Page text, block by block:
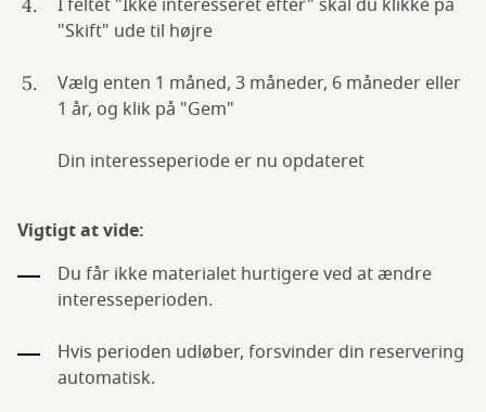
I feltet "Ikke interesseret efter" skal du klikke på
"Skift" ude til højre
Vælg enten 1 måned, 3 måneder, 6 måneder eller
1 år, og klik på "Gem"
Din interesseperiode er nu opdateret
Vigtigt at vide:
Du får ikke materialet hurtigere ved at ændre
interesseperioden.
Hvis perioden udløber, forsvinder din reservering
automatisk.